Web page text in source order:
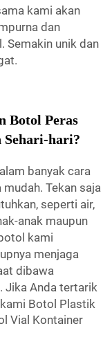
kami akan
dan
Semakin unik dan
Botol Peras
Sehari-hari?
banyak cara
Tekan saja
seperti air,
anak maupun
kami
menjaga
dibawa
Jika Anda tertarik
Botol Plastik
Vial Kontainer